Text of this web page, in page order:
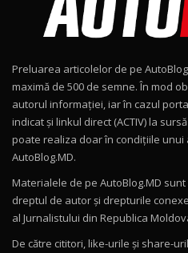
Noul Geely
15:22
Mercedes-AMG
Drive
16:27
11
Noul Volvo
12
Noul MG HS /
16:48
Preluarea articolelor de pe
maximă de 500 de semne. În mod
autorul informației, iar în cazul
indicat și linkul direct (ACTIV) la
poate realiza doar în condițiile unui
AutoBlog.MD.
Materialele de pe AutoBlog.MD
dreptul de autor și drepturile
al Jurnalistului din Republica
De către cititori, like-urile şi share-